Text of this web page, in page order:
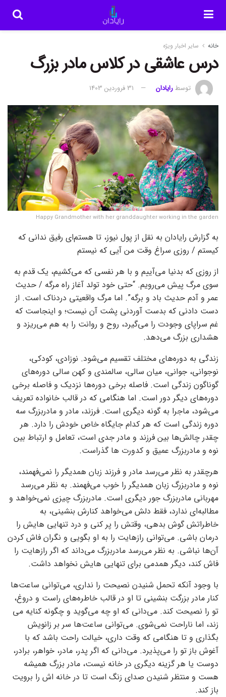
خانه سایر اخبار ویژه
درس عاشقی در کلاس مادر بزرگ
توسطرایادان 31 فروردین 1403
Happy Grandmother with her granddaughter working in the garden
به گزارش رایادان به نقل از پول نیوز، تا هستم‌ای رفیق ندانی که
کیستم / روزی سراغ وقت من آیی که نیستم
از روزی که بدنیا می‌آییم و با هر نفسی که می‌کشیم، یک قدم به
سوی مرگ پیش می‌رویم. “حتی خود تولد آغاز راه مرگه / حدیث
عمر و آدم حدیث باد و برگه”. اما مرگ واقعیتی دردناک است. از
دست دادنی که بدست آوردنی پشت آن نیست؛ و اینجاست که
غم سراپای وجودت را می‌گیرد، روح و روانت را به هم می‌ریزد و
هشداری بزرگ می‌دهد.
زندگی به دوره‌های مختلف تقسیم می‌شود. نوزادی، کودکی،
نوجوانی، جوانی، میان سالی، سالمندی و کهن سالی دوره‌های
گوناگون زندگی است. فاصله برخی دوره‌ها نزدیک و فاصله برخی
دوره‌های دیگر دور است. اما هنگامی که در قالب خانواده تعریف
می‌شود، ماجرا به گونه دیگری است. فرزند، مادر و مادربزرگ سه
دوره زندگی است که هر کدام جایگاه خاص خودش را دارد. هر
چقدر چالش‌ها بین فرزند و مادر جدی است، تعامل و ارتباط بین
نوه و مادربزرگ عمیق و کدورت ها گذراست.
هرچقدر به نظر می‌رسد مادر و فرزند زبان همدیگر را نمی‌فهمند،
نوه و مادربزرگ زبان همدیگر را خوب می‌فهمند. به نظر می‌رسد
مهربانی مادربزرگ جور دیگری است. مادربزرگ چیزی نمی‌خواهد و
مطالبه‌ای ندارد، فقط دلش می‌خواهد کنارش بنشینی، به
خاطراتش گوش بدهی، وقتش را پر کنی و درد تنهایی هایش را
درمان باشی. می‌توانی رازهایت را به او بگویی و نگران فاش کردن
آن‌ها نباشی. به نظر می‌رسد مادربزرگ می‌داند که اگر رازهایت را
فاش کند، دیگر همدمی برای تنهایی هایش نخواهد داشت.
با وجود آنکه تحمل شنیدن نصیحت را نداری، می‌توانی ساعت‌ها
کنار مادر بزرگت بنشینی تا او در قالب خاطره‌های راست و دروغ،
تو را نصیحت کند. می‌دانی که او چه می‌گوید و چگونه کنایه می
زند، اما ناراحت نمی‌شوی. می‌توانی ساعت‌ها سر بر زانویش
بگذاری و تا هنگامی که وقت داری، خیالت راحت باشد که با
آغوش باز تو را می‌پذیرد. می‌دانی که اگر پدر، مادر، خواهر، برادر،
دوست یا هر گزینه دیگری در خانه نیست، مادر بزرگ همیشه
هست و منتظر شنیدن صدای زنگ است تا در خانه اش را برویت
باز کند.